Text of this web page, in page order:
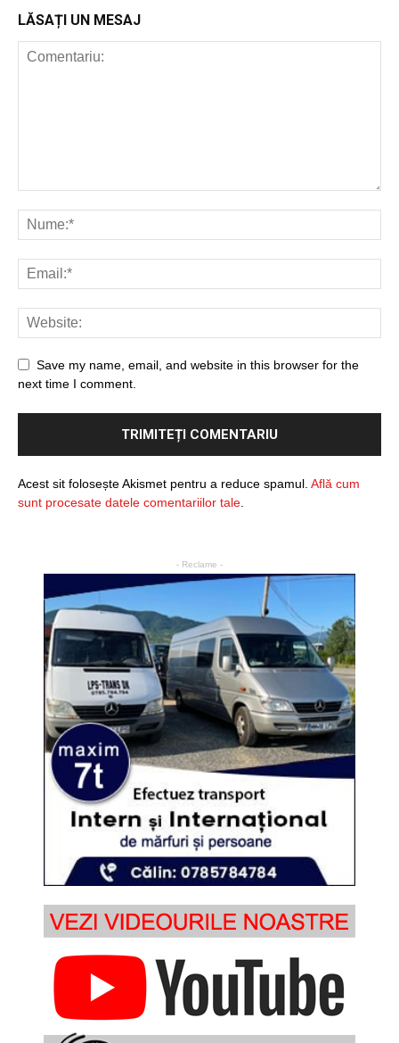
LĂSAȚI UN MESAJ
Save my name, email, and website in this browser for the
next time I comment.
Acest sit folosește Akismet pentru a reduce spamul. Află cum
sunt procesate datele comentariilor tale
- Reclame -